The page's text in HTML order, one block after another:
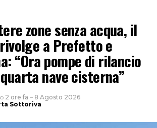
mortali ogni 100mila occupati, il
si è posizionato subito dopo
prima di Rieti (5,1), Viterbo (4) e Roma
zone senza acqua, il
a Prefetto e
“Ora pompe di rilancio
nave cisterna”
2 ore fa – 8 Agosto 2026
Sottoriva